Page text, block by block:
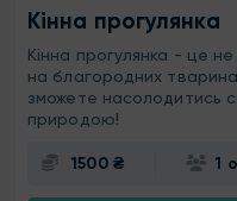
Кінна прогулянка
Кінна прогулянка - це не
на благородних
зможете насолодитись
природою!
1500 ₴ 1